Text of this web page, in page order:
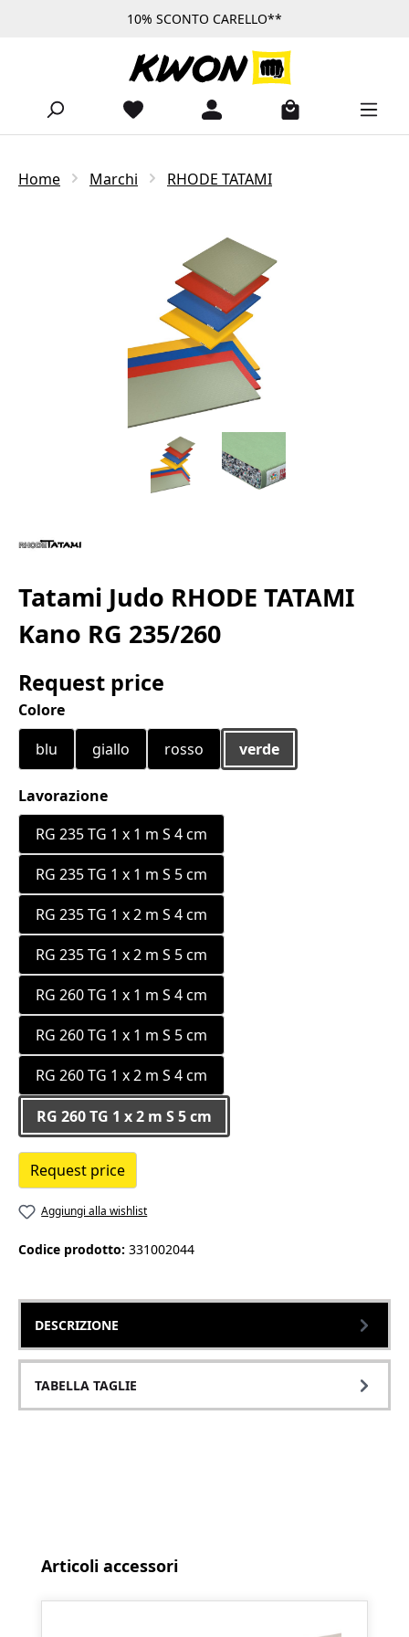
Passa al contenuto principale10% SCONTO CARELLO**
Home Marchi RHODE TATAMI
Tatami Judo RHODE TATAMI
Kano RG 235/260
Request price
Seleziona
Colore
blu
giallo rosso verde
Seleziona
Lavorazione
RG 235 TG 1 x 1 m S 4 cm
RG 235 TG 1 x 1 m S 5 cm
RG 235 TG 1 x 2 m S 4 cm
RG 235 TG 1 x 2 m S 5 cm
RG 260 TG 1 x 1 m S 4 cm
RG 260 TG 1 x 1 m S 5 cm
RG 260 TG 1 x 2 m S 4 cm
RG 260 TG 1 x 2 m S 5 cm
Request price
Aggiungi alla wishlist
Codice prodotto: 331002044
DESCRIZIONE
TABELLA TAGLIE
Salta la galleria dei prodotti
Articoli accessori